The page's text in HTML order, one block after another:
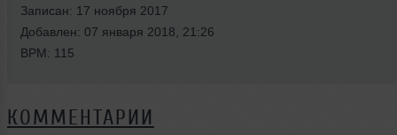
Записан: 17 ноября 2017
Добавлен: 07 января 2018, 21:26
BPM: 115
КОММЕНТАРИИ